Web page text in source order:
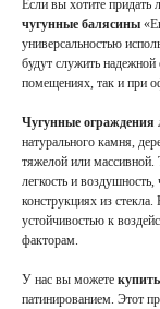
Если вы хотите придать
чугунные балясины
универсальностью
будут служить
помещениях, так и при
Чугунные ограждения
натурального камня,
тяжелой или массивной.
легкость и
конструкциях из
устойчивостью к
факторам.
У нас вы можете
патинированием. Этот